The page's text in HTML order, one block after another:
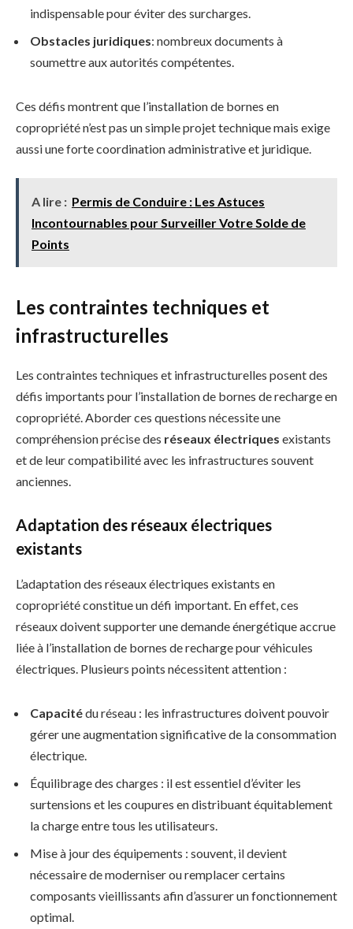
indispensable pour éviter des surcharges.
Obstacles juridiques: nombreux documents à
soumettre aux autorités compétentes.
Ces défis montrent que l’installation de bornes en
copropriété n’est pas un simple projet technique mais exige
aussi une forte coordination administrative et juridique.
A lire : Permis de Conduire : Les Astuces
Incontournables pour Surveiller Votre Solde de
Points
Les contraintes techniques et
infrastructurelles
Les contraintes techniques et infrastructurelles posent des
défis importants pour l’installation de bornes de recharge en
copropriété. Aborder ces questions nécessite une
compréhension précise des réseaux électriques existants
et de leur compatibilité avec les infrastructures souvent
anciennes.
Adaptation des réseaux électriques
existants
L’adaptation des réseaux électriques existants en
copropriété constitue un défi important. En effet, ces
réseaux doivent supporter une demande énergétique accrue
liée à l’installation de bornes de recharge pour véhicules
électriques. Plusieurs points nécessitent attention :
Capacitédu réseau : les infrastructures doivent pouvoir
gérer une augmentation significative de la consommation
électrique.
Équilibrage des charges : il est essentiel d’éviter les
surtensions et les coupures en distribuant équitablement
la charge entre tous les utilisateurs.
Mise à jour des équipements : souvent, il devient
nécessaire de moderniser ou remplacer certains
composants vieillissants afin d’assurer un fonctionnement
optimal.